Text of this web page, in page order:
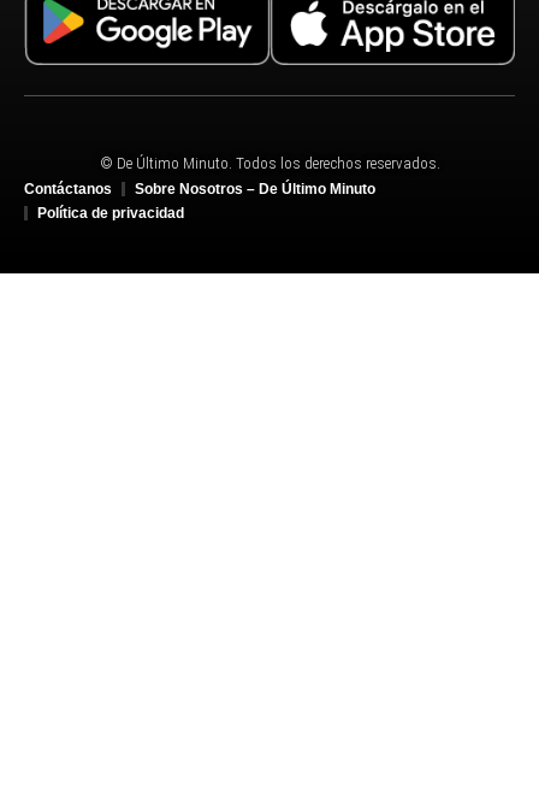
© De Último Minuto. Todos los derechos reservados.
Contáctanos
Sobre Nosotros – De Último Minuto
Política de privacidad